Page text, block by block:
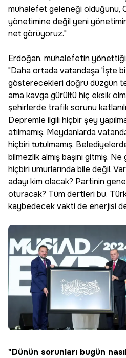
muhalefet geleneği olduğunu,
yönetimine değil yeni
net görüyoruz."
Erdoğan, muhalefetin
"Daha ortada vatandaşa 'İşte
gösterecekleri doğru düzgün
ama kavga gürültü hiç eksik
şehirlerde trafik sorunu
Depremle ilgili hiçbir şey
atılmamış. Meydanlarda
hiçbiri tutulmamış.
bilmezlik almış başını gitmiş.
hiçbiri umurlarında bile değil.
adayı kim olacak? Partinin
oturacak? Tüm dertleri bu.
kaybedecek vakti de enerjisi
"Dünün sorunları bugün